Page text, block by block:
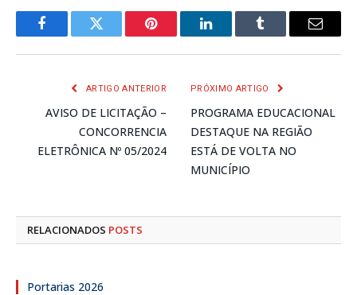
FacebookTwitter Pinterest LinkedInTumblr
E-
ARTIGO ANTERIOR
AVISO DE LICITAÇÃO –
CONCORRENCIA
ELETRÔNICA Nº 05/2024
PRÓXIMO ARTIGO
PROGRAMA EDUCACIONAL
DESTAQUE NA REGIÃO
ESTÁ DE VOLTA NO
MUNICÍPIO
RELACIONADOS POSTS
Portarias 2026